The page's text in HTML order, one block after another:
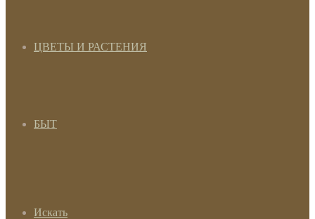
ЦВЕТЫ И РАСТЕНИЯ
БЫТ
Искать